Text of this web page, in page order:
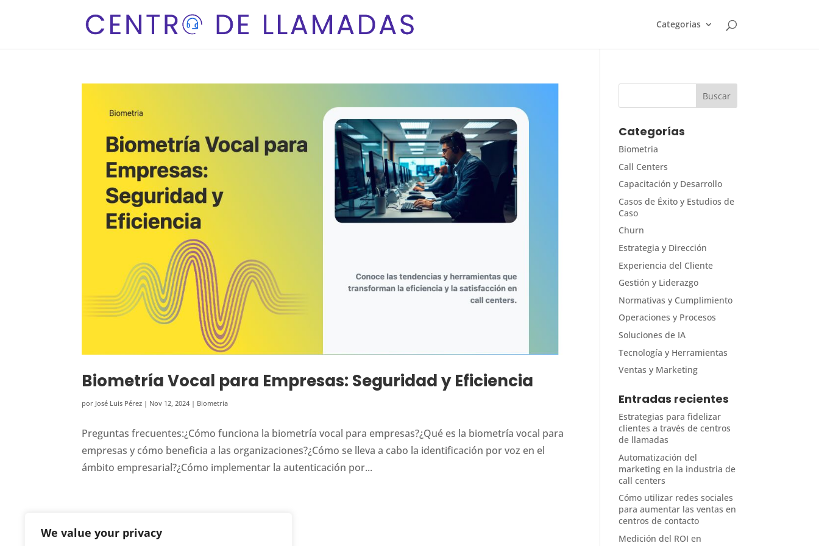
We value your privacy
Categorias
Biometría Vocal para Empresas: Seguridad y Eficiencia
por José Luis Pérez | Nov 12, 2024 | Biometria
Preguntas frecuentes:¿Cómo funciona la biometría vocal para empresas?¿Qué es la biometría vocal para
empresas y cómo beneficia a las organizaciones?¿Cómo se lleva a cabo la identificación por voz en el
ámbito empresarial?¿Cómo implementar la autenticación por...
Categorías
Biometria
Call Centers
Capacitación y Desarrollo
Casos de Éxito y Estudios de
Caso
Churn
Estrategia y Dirección
Experiencia del Cliente
Gestión y Liderazgo
Normativas y Cumplimiento
Operaciones y Procesos
Soluciones de IA
Tecnología y Herramientas
Ventas y Marketing
Entradas recientes
Estrategias para fidelizar
clientes a través de centros
de llamadas
Automatización del
marketing en la industria de
call centers
Cómo utilizar redes sociales
para aumentar las ventas en
centros de contacto
Medición del ROI en